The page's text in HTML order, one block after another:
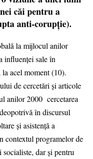
căi pentru a
anti-corupție).
la mijlocul anilor
influenței sale în
acel moment (10).
de cercetări și articole
anilor 2000 cercetarea
în discursul
și asistență a
contextul programelor de
socialiste, dar și pentru